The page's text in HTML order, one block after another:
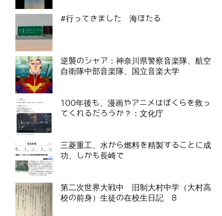
#行ってきました 海ほたる
逆襲のシャア：神奈川県警察音楽隊、航空
自衛隊中部音楽隊、国立音楽大学
100年後も、漫画やアニメはぼくらを救っ
てくれるだろうか？：文化庁
三菱重工、水から燃料を精製することに成
功、しかも長崎で
第二次世界大戦中 旧制大村中学（大村高
校の前身）生徒の在校生日記 8